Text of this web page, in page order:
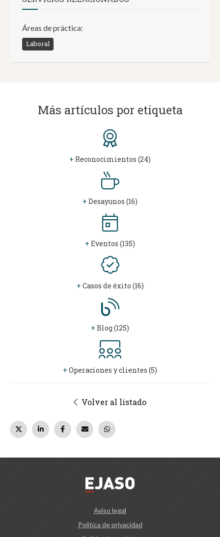
Áreas de práctica:
Laboral
Más artículos por etiqueta
+ Reconocimientos (24)
+ Desayunos (16)
+ Eventos (135)
+ Casos de éxito (16)
+ Blog (125)
+ Operaciones y clientes (5)
Volver al listado
Aviso legal
Política de privacidad